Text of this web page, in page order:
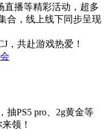
直播等精彩活动，超多
合，线上线下同步呈现
，共赴游戏热爱！
抽PS5 pro、2g黄金等
领！